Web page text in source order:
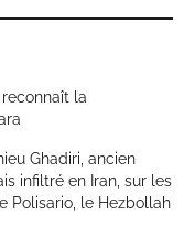
la
Ghadiri, ancien
infiltré en Iran, sur les
Polisario, le Hezbollah